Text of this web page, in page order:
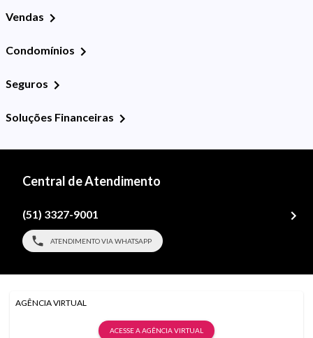
Vendas
Condomínios
Seguros
Soluções Financeiras
Central de Atendimento
(51) 3327-9001
ATENDIMENTO VIA WHATSAPP
AGÊNCIA VIRTUAL
ACESSE A AGÊNCIA VIRTUAL